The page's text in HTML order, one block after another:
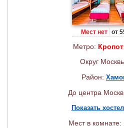
Мест нет от
Метро:
Округ
Район:
До центра
Показать
Мест в комнате: